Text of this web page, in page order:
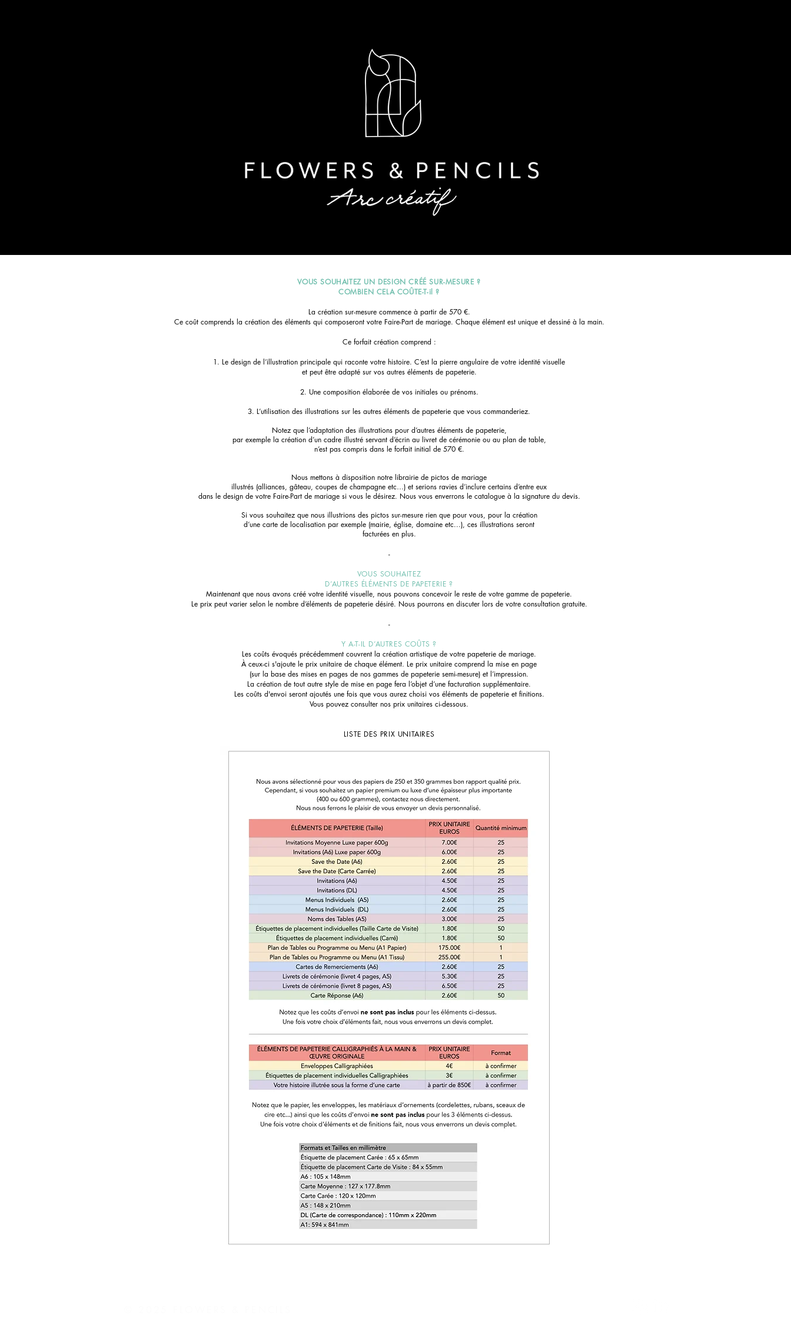
VOUS SOUHAITEZ UN DESIGN CRÉÉ SUR-MESURE ?
COMBIEN CELA COÛTE-T-il ?
La création sur-mesure commence à partir de 570 €.
Ce coût comprends la création des éléments qui composeront votre Faire-Part de mariage. Chaque élément est unique et dessiné à la main.
Ce forfait création comprend :
Le design de l’illustration principale qui raconte votre histoire. C’est la pierre angulaire de votre identité visuelle
et peut être adapté sur vos autres éléments de papeterie.
2. Une composition élaborée de vos initiales ou prénoms.
3. L’utilisation des illustrations sur les autres éléments de papeterie que vous commanderiez.
Notez que l’adaptation des illustrations pour d’autres éléments de papeterie,
par exemple la création d’un cadre illustré servant d’écrin au livret de cérémonie ou au plan de table,
n’est pas compris dans le forfait initial de 570 €.
Nous mettons à disposition notre librairie de pictos de mariage
illustrés (alliances, gâteau, coupes de champagne etc…) et serions ravies d’inclure certains d’entre eux
dans le design de votre Faire-Part de mariage si vous le désirez. Nous vous enverrons le catalogue à la signature du devis.
Si vous souhaitez que nous illustrions des pictos sur-mesure rien que pour vous, pour la création
d’une carte de localisation par exemple (mairie, église, domaine etc...), ces illustrations seront
facturées en plus.
-
VOUS SOUHAITEZ
D’AUTRES ÉLÉMENTS DE PAPETERIE ?
Maintenant que nous avons créé votre identité visuelle, nous pouvons concevoir le reste de votre gamme de papeterie.
Le prix peut varier selon le nombre d’éléments de papeterie désiré. Nous pourrons en discuter lors de votre consultation gratuite.
-
Y A-T-IL D’AUTRES COÛTS ?
Les coûts évoqués précédemment couvrent la création artistique de votre papeterie de mariage.
À ceux-ci s'ajoute le prix unitaire de chaque élément. Le prix unitaire comprend la mise en page
(sur la base des mises en pages de nos gammes de papeterie semi-mesure) et l’impression.
La création de tout autre style de mise en page fera l’objet d’une facturation supplémentaire.
Les coûts d'envoi seront ajoutés une fois que vous aurez choisi vos éléments de papeterie et finitions.
Vous pouvez consulter nos prix unitaires ci-dessous.
LISTE DES PRIX UNITAIRES